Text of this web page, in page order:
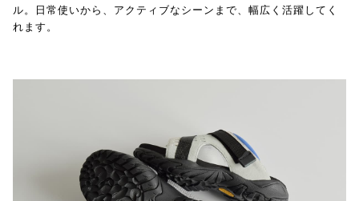
ル。日常使いから、アクティブなシーンまで、幅広く活躍してく
れます。